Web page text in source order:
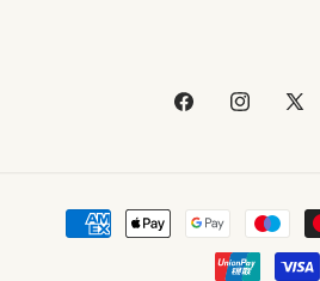
FacebookInstagram
X
Metodi
di